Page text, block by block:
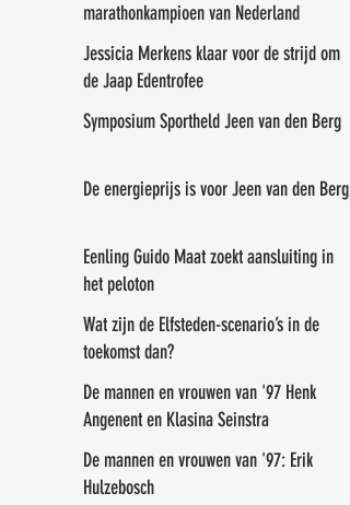
marathonkampioen van Nederland
Jessicia Merkens klaar voor de strijd om
de Jaap Edentrofee
Symposium Sportheld Jeen van den Berg
De energieprijs is voor Jeen van den Berg
Eenling Guido Maat zoekt aansluiting in
het peloton
Wat zijn de Elfsteden-scenario’s in de
toekomst dan?
De mannen en vrouwen van '97 Henk
Angenent en Klasina Seinstra
De mannen en vrouwen van '97: Erik
Hulzebosch